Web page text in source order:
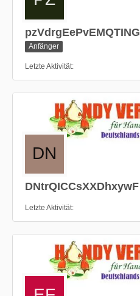
pzVdrgEePvEMQTING
Anfänger
Letzte Aktivität
DNtrQICCsXXDhxywF
Letzte Aktivität